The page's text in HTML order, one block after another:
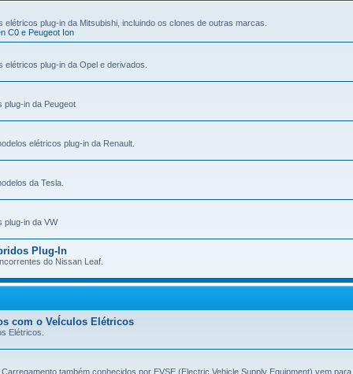
plug-in da Mitsubishi, incluindo os clones de outras marcas.
C0 e Peugeot Ion
plug-in da Opel e derivados.
plug-in da Peugeot
elétricos plug-in da Renault.
da Tesla.
plug-in da VW
Plug-In
do Nissan Leaf.
com o VeÍculos Elétricos
Elétricos.
também conhecidos por EVSE (Electric Vehicle Supply Equipment) vem para